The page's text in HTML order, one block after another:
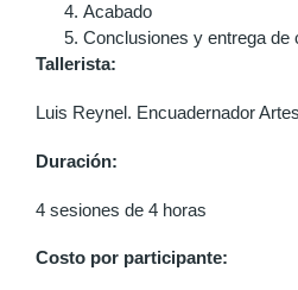
Acabado
Conclusiones y entrega de
Tallerista:
Luis Reynel. Encuadernador
Duración:
4 sesiones de 4 horas
Costo por participante: